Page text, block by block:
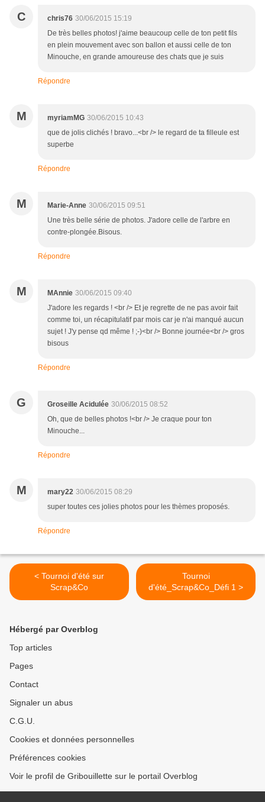
C chris76 30/06/2015 15:19
De très belles photos! j'aime beaucoup celle de ton petit fils
en plein mouvement avec son ballon et aussi celle de ton
Minouche, en grande amoureuse des chats que je suis
Répondre
M myriamMG 30/06/2015 10:43
que de jolis clichés ! bravo...<br /> le regard de ta filleule est
superbe
Répondre
M Marie-Anne 30/06/2015 09:51
Une très belle série de photos. J'adore celle de l'arbre en
contre-plongée.Bisous.
Répondre
M MAnnie 30/06/2015 09:40
J'adore les regards ! <br /> Et je regrette de ne pas avoir fait
comme toi, un récapitulatif par mois car je n'ai manqué aucun
sujet ! J'y pense qd même ! ;-)<br /> Bonne journée<br /> gros
bisous
Répondre
G Groseille Acidulée 30/06/2015 08:52
Oh, que de belles photos !<br /> Je craque pour ton
Minouche...
Répondre
M mary22 30/06/2015 08:29
super toutes ces jolies photos pour les thèmes proposés.
Répondre
< Tournoi d'été sur
Scrap&Co
Tournoi
d'été_Scrap&Co_Défi 1 >
Hébergé par Overblog
Top articles
Pages
Contact
Signaler un abus
C.G.U.
Cookies et données personnelles
Préférences cookies
Voir le profil de Gribouillette sur le portail Overblog